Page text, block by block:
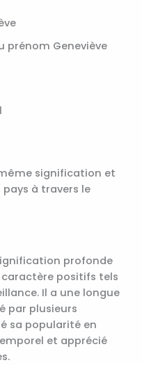
prénom Geneviève
signification et
à travers le
profonde
positifs tels
Il a une longue
par plusieurs
sa popularité en
et apprécié